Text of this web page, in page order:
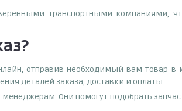
транспортными компаниями,
отправив необходимый вам товар в
деталей заказа, доставки и оплаты.
Они помогут подобрать